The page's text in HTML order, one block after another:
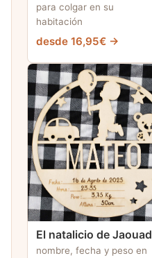
para colgar en su
habitación
desde 16,95€ →
El natalicio de Jaouad
nombre, fecha y peso en